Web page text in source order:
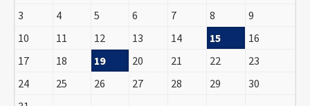
3
4 5 6 7 8
9
10
11 12 13 14 15
16
17
18 19 20 21 22
23
24
25 26 27 28 29
30